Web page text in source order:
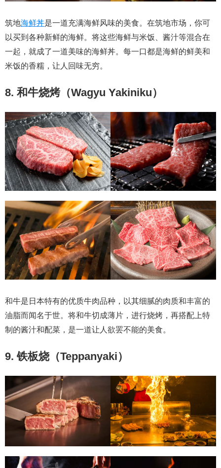
筑地海鲜丼是一道充满海鲜风味的美食。在筑地市场，你可
以买到各种新鲜的海鲜。将这些海鲜与米饭、酱汁等混合在
一起，就成了一道美味的海鲜丼。每一口都是海鲜的鲜美和
米饭的香糯，让人回味无穷。
8. 和牛烧烤（Wagyu Yakiniku）
和牛是日本特有的优质牛肉品种，以其细腻的肉质和丰富的
油脂而闻名于世。将和牛切成薄片，进行烧烤，再搭配上特
制的酱汁和配菜，是一道让人欲罢不能的美食。
9. 铁板烧（Teppanyaki）